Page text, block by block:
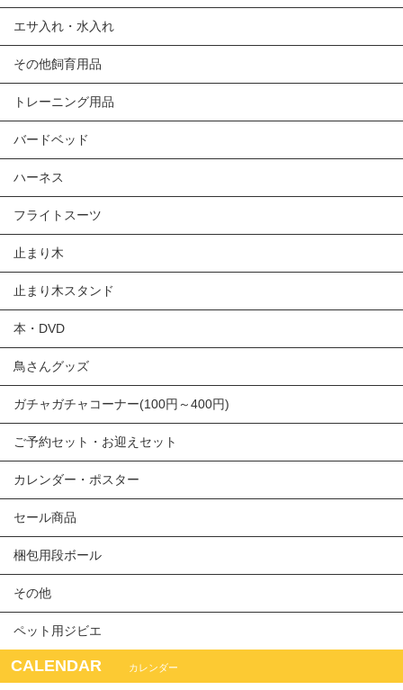
エサ入れ・水入れ
その他飼育用品
トレーニング用品
バードベッド
ハーネス
フライトスーツ
止まり木
止まり木スタンド
本・DVD
鳥さんグッズ
ガチャガチャコーナー(100円～400円)
ご予約セット・お迎えセット
カレンダー・ポスター
セール商品
梱包用段ボール
その他
ペット用ジビエ
CALENDAR カレンダー